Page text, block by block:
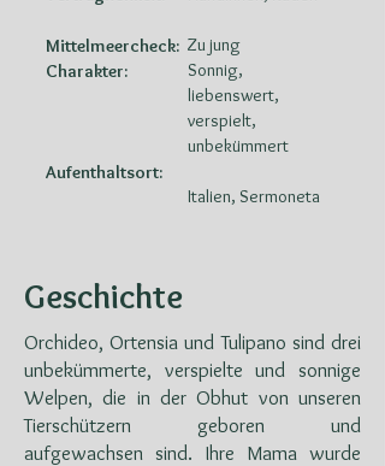
Mittelmeercheck:
Charakter:
Aufenthaltsort:
Zu jung
Sonnig,
liebenswert,
verspielt,
unbekümmert
Italien, Sermoneta
Geschichte
Orchideo, Ortensia und Tulipano sind drei
unbekümmerte, verspielte und sonnige
Welpen, die in der Obhut von unseren
Tierschützern geboren und
aufgewachsen sind. Ihre Mama wurde